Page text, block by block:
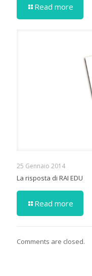
Read more
25 Gennaio 2014
La risposta di RAI EDU
Read more
Comments are closed.